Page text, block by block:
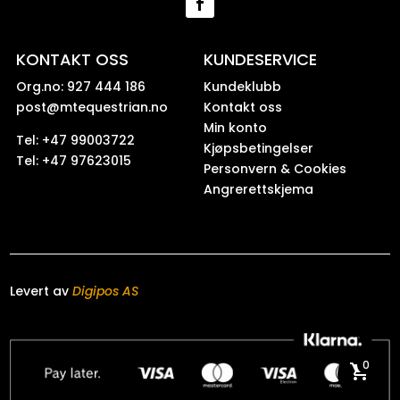
shopping_cart
0
KONTAKT OSS
Org.no: 927 444 186
post@mtequestrian.no
Tel: +47 99003722
Tel: +47 97623015
KUNDESERVICE
Kundeklubb
Kontakt oss
Min konto
Kjøpsbetingelser
Personvern & Cookies
Angrerettskjema
Levert avDigipos AS